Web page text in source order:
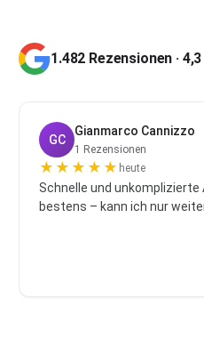
1.482 Rezensionen ·
GC
Gianmarco Cannizzo
1 Rezensionen
★ ★ ★ ★ ★ heute
Schnelle und unkomplizierte
bestens – kann ich nur